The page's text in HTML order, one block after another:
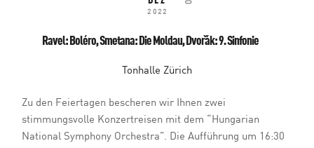
2022
Ravel: Boléro, Smetana: Die Moldau, Dvořák: 9. Sinfonie
Tonhalle Zürich
Zu den Feiertagen bescheren wir Ihnen zwei
stimmungsvolle Konzertreisen mit dem “Hungarian
National Symphony Orchestra”. Die Aufführung um 16:30